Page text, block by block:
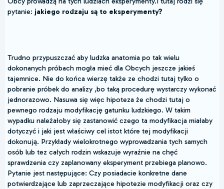
pytanie: jakiego rodzaju są to eksperymenty?
Trudno przypuszczać aby ludzka anatomia po tak wielu
dokonanych próbach mogła mieć dla Obcych jeszcze jakieś
tajemnice. Nie do końca wierzę także ze chodzi tutaj tylko o
pobranie próbek do analizy ,bo taką procedurę wystarczy wykonać
jednorazowo. Nasuwa się więc hipoteza że chodzi tutaj o
pewnego rodzaju modyfikację gatunku ludzkiego. W takim
wypadku należałoby się zastanowić czego ta modyfikacja miałaby
dotyczyć i jaki jest właściwy cel istot które tej modyfikacji
dokonują. Przykłady wielokrotnego wyprowadzania tych samych
osób lub tez całych rodzin wskazuje wyraźnie na chęć
sprawdzenia czy zaplanowany eksperyment przebiega planowo.
Pytanie jest następujące: Czy posiadacie konkretne dane
potwierdzające lub zaprzeczające hipotezie modyfikacji oraz czy